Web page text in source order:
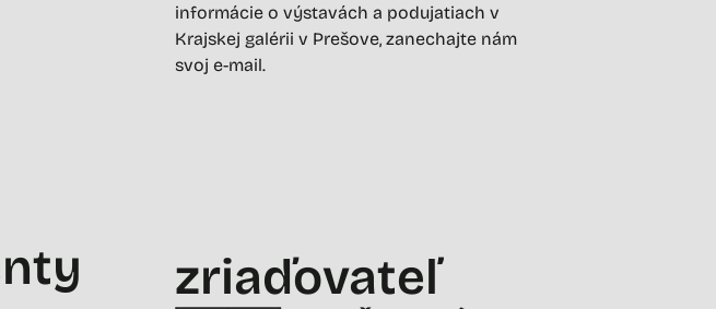
informácie o výstavách a podujatiach v
Krajskej galérii v Prešove, zanechajte nám
svoj e-mail.
zriaďovateľ